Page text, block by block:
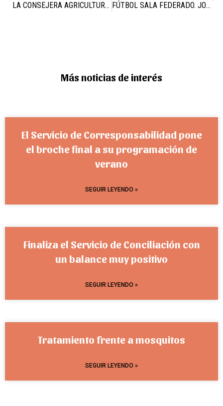
LA CONSEJERA AGRICULTURA Y ALCALDESA VISITAN UNA FINCA HORTOFRUTÍCULA DE CAMPOS DEL RÍO FÚTBOL SALA FEDERADO. JORNADA 29 DE ENERO
Más noticias de interés
El Servicio de Corresponsabilidad pone
el broche final a su programación de
verano
SEGUIR LEYENDO »
Finaliza el Servicio de Conciliación con
un balance muy positivo
SEGUIR LEYENDO »
Tratamiento frente a mosquitos
SEGUIR LEYENDO »